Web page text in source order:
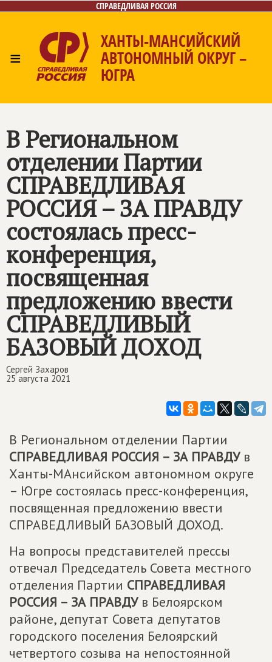
СПРАВЕДЛИВАЯ РОССИЯ
≡
ХАНТЫ-МАНСИЙСКИЙ
АВТОНОМНЫЙ ОКРУГ –
ЮГРА
В Региональном
отделении Партии
СПРАВЕДЛИВАЯ
РОССИЯ – ЗА ПРАВДУ
состоялась пресс-
конференция,
посвященная
предложению ввести
СПРАВЕДЛИВЫЙ
БАЗОВЫЙ ДОХОД
Сергей Захаров
25 августа 2021
В Региональном отделении Партии
СПРАВЕДЛИВАЯ РОССИЯ – ЗА ПРАВДУв
Ханты-МАнсийском автономном округе
– Югре состоялась пресс-конференция,
посвященная предложению ввести
СПРАВЕДЛИВЫЙ БАЗОВЫЙ ДОХОД.
На вопросы представителей прессы
отвечал Председатель Совета местного
отделения Партии СПРАВЕДЛИВАЯ
РОССИЯ – ЗА ПРАВДУв Белоярском
районе, депутат Совета депутатов
городского поселения Белоярский
четвертого созыва на непостоянной